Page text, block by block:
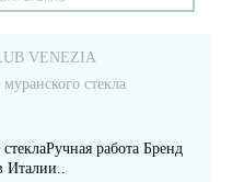
VENEZIA
стекла
работа Бренд
Италии..